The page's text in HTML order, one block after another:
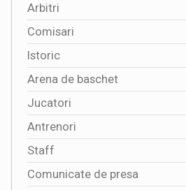
Arbitri
Comisari
Istoric
Arena de baschet
Jucatori
Antrenori
Staff
Comunicate de presa